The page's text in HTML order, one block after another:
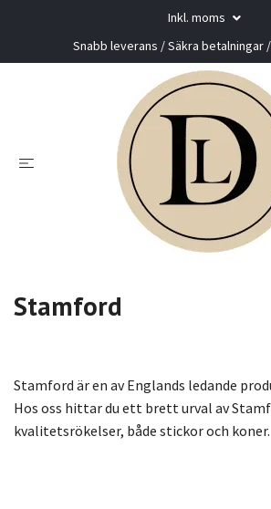
Inkl. moms
Snabb leverans / Säkra betalningar
Stamford
Stamford är en av Englands ledande
Hos oss hittar du ett brett urval av
kvalitetsrökelser, både stickor och koner.